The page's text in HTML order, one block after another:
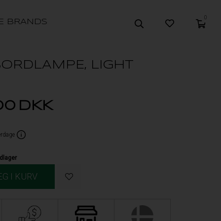
BRANDS
0
LIGHT
DKK